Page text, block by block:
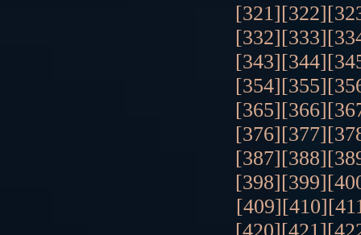
[321][322]
[332][333]
[343][344]
[354][355]
[365][366]
[376][377]
[387][388]
[398][399]
[409][410]